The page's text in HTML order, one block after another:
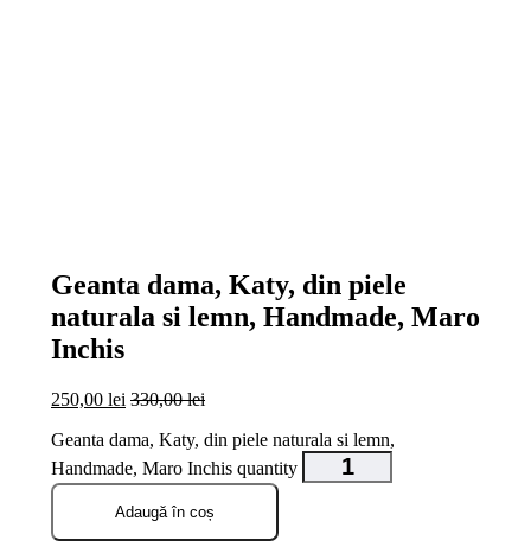
Geanta dama, Katy, din piele
naturala si lemn, Handmade, Maro
Inchis
250,00 lei 330,00lei
Geanta dama, Katy, din piele naturala si lemn,
Handmade, Maro Inchis quantity
Adaugă în coș